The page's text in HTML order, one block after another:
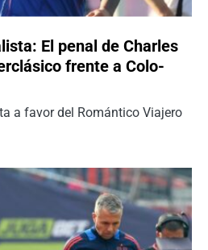
El penal de Charles
frente a Colo-
a favor del Romántico Viajero